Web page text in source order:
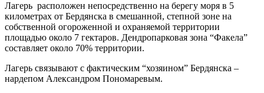
Лагерь расположен непосредственно на берегу моря в 5
километрах от Бердянска в смешанной, степной зоне на
собственной огороженной и охраняемой территории
площадью около 7 гектаров. Дендропарковая зона “Факела”
составляет около 70% территории.
Лагерь связывают с фактическим “хозяином” Бердянска –
нардепом Александром Пономаревым.